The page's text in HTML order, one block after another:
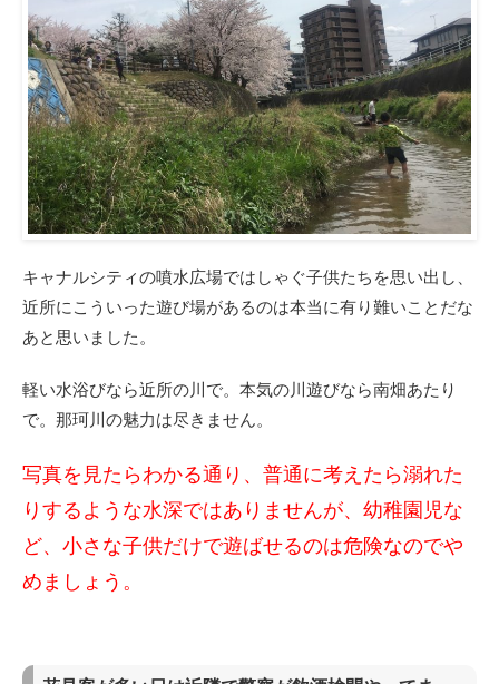
キャナルシティの噴水広場ではしゃぐ子供たちを思い出し、
近所にこういった遊び場があるのは本当に有り難いことだな
あと思いました。
軽い水浴びなら近所の川で。本気の川遊びなら南畑あたり
で。那珂川の魅力は尽きません。
写真を見たらわかる通り、普通に考えたら溺れた
りするような水深ではありませんが、幼稚園児な
ど、小さな子供だけで遊ばせるのは危険なのでや
めましょう。